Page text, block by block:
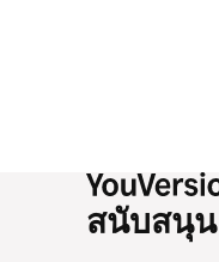
สนับสนุ